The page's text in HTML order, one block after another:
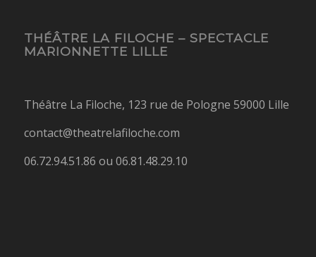
THÉÂTRE LA FILOCHE – SPECTACLE
MARIONNETTE LILLE
Théâtre La Filoche, 123 rue de Pologne 59000 Lille
contact@theatrelafiloche.com
06.72.94.51.86 ou 06.81.48.29.10